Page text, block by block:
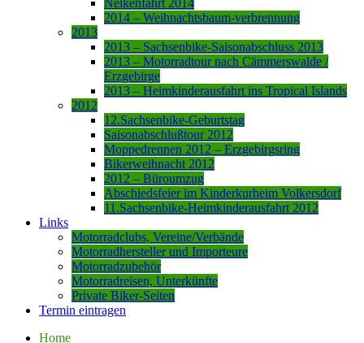
2014 – Weihnachtsbaum-verbrennung
2013
2013 – Sachsenbike-Saisonabschluss 2013
2013 – Motorradtour nach Cämmerswalde /
Erzgebirge
2013 – Heimkinderausfahrt ins Tropical Islands
2012
12.Sachsenbike-Geburtstag
Saisonabschlußtour 2012
Moppedrennen 2012 – Erzgebirgsring
Bikerweihnacht 2012
2012 – Büroumzug
Abschiedsfeier im Kinderkurheim Volkersdorf
11.Sachsenbike-Heimkinderausfahrt 2012
Links
Motorradclubs, Vereine/Verbände
Motorradhersteller und Importeure
Motorradzubehör
Motorradreisen, Unterkünfte
Private Biker-Seiten
Termin eintragen
Home